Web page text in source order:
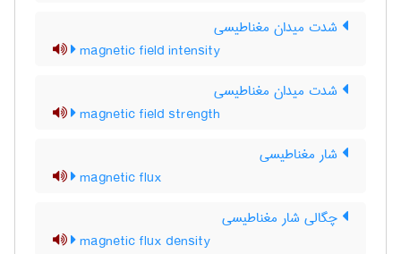
شدت میدان مغناطیسی
magnetic field intensity
شدت میدان مغناطیسی
magnetic field strength
شار مغناطیسی
magnetic flux
چگالی شار مغناطیسی
magnetic flux density